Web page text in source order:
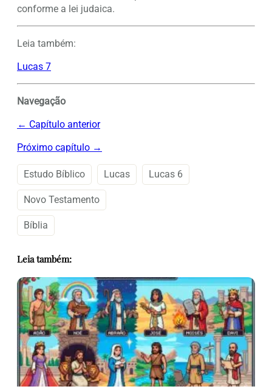
conforme a lei judaica.
Leia também:
Lucas 7
Navegação
← Capítulo anterior
Próximo capítulo →
Estudo Bíblico Lucas Lucas 6
Novo Testamento
Bíblia
Leia também: